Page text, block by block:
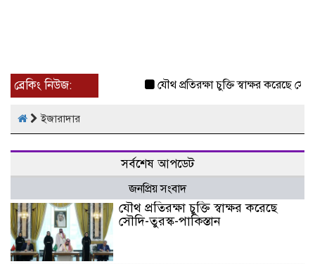
ব্রেকিং নিউজ: যৌথ প্রতিরক্ষা চুক্তি স্বাক্ষর করেছে
ইজারাদার
সর্বশেষ আপডেট
জনপ্রিয় সংবাদ
যৌথ প্রতিরক্ষা চুক্তি স্বাক্ষর করেছে
সৌদি-তুরস্ক-পাকিস্তান